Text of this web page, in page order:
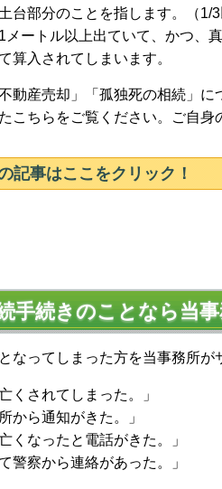
台部分のことを指します。
（1/
メートル以上出ていて、かつ、
算入されてしまいます。
動産売却」「孤独死の相続」
こちらをご覧ください。ご自
記事はここをクリック！
手続きのことなら当
なってしまった方を当事務所が
くされてしまった。」
から通知がきた。」
くなったと電話がきた。」
警察から連絡があった。」